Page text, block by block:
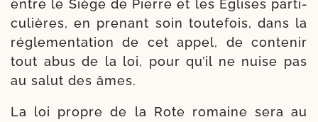
entre le Siège de Pierre et les Églises par­ti­
cu­lières, en pre­nant soin tou­te­fois, dans la
régle­men­ta­tion de cet appel, de conte­nir
tout abus de la loi, pour qu’il ne nuise pas
au salut des âmes.
La loi propre de la Rote romaine sera au